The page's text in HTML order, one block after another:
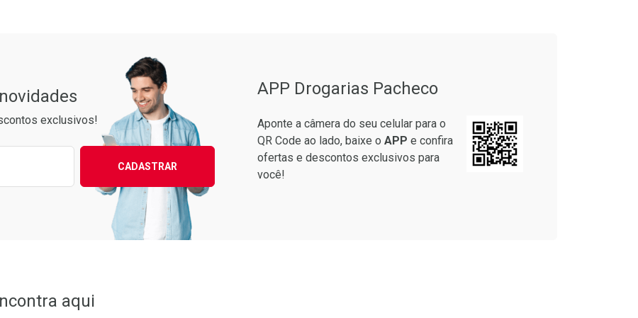
exclusivos!
para receber as melhores ofertas:
CADASTRAR
APP Drogarias Pacheco
Aponte a câmera do seu celular para o
QR Code ao lado, baixe o APP e confira
ofertas e descontos exclusivos para
você!
aqui